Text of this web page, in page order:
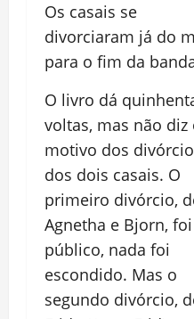
Os casais se
divorciaram já do
para o fim da
O livro dá
voltas, mas não diz
motivo dos
dos dois casais. O
primeiro divórcio,
Agnetha e Bjorn, foi
público, nada foi
escondido. Mas o
segundo divórcio,